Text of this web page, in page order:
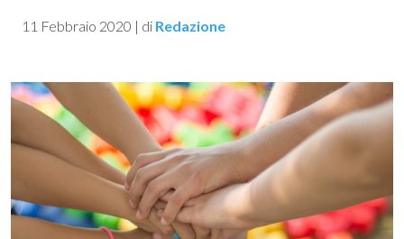
11 Febbraio 2020 | di Redazione